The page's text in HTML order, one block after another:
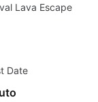
Lava Escape
Date